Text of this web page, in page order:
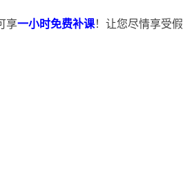
享一小时免费补课！让您尽情享受假